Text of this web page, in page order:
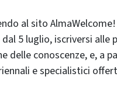
al sito
5 luglio, iscriversi alle
delle conoscenze, e, a
e specialistici